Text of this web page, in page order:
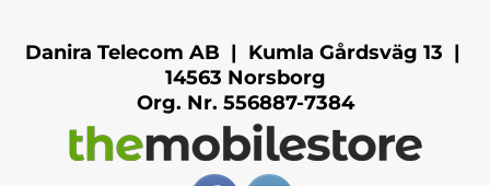
Danira Telecom AB | Kumla Gårdsväg 13 |
14563 Norsborg
Org. Nr. 556887-7384